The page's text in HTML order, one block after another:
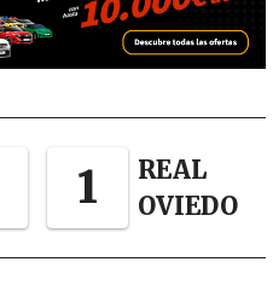
1
REAL
OVIEDO